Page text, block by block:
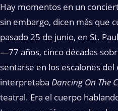
Hay momentos en un
sin embargo, dicen más que
pasado 25 de junio, en St.
—77 años, cinco décadas
sentarse en los escalones
interpretaba Dancing On The
teatral. Era el cuerpo